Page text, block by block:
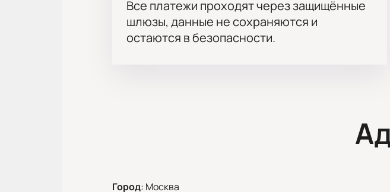
Все платежи проходят через защищённые
шлюзы, данные не сохраняются и
остаются в безопасности.
Город: Москва